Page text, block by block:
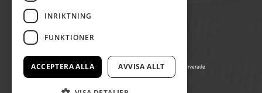
© Copyright 2026 Ölands Skördefest, alla rättigheter reserverade
Producerad av Gota Media Brand Studio
INRIKTNING
FUNKTIONER
ACCEPTERA ALLA AVVISA ALLT